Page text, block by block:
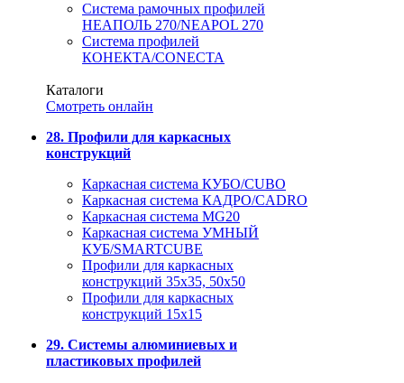
Система рамочных профилей
НЕАПОЛЬ 270/NEAPOL 270
Система профилей
КОНЕКТА/CONECTA
Каталоги
Смотреть онлайн
28. Профили для каркасных
конструкций
Каркасная система КУБО/CUBO
Каркасная система КАДРО/CADRO
Каркасная система MG20
Каркасная система УМНЫЙ
КУБ/SMARTCUBE
Профили для каркасных
конструкций 35x35, 50x50
Профили для каркасных
конструкций 15х15
29. Системы алюминиевых и
пластиковых профилей